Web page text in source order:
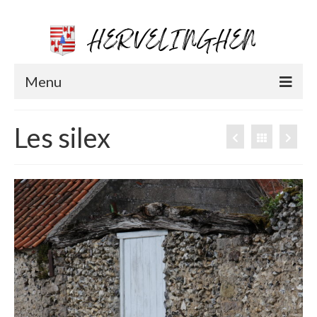
Menu
Coordonnées et permanence
CR du Conseil municipal
Les élus
Projets / Travaux
Les démarches administratives
Urbanisme
Les silex